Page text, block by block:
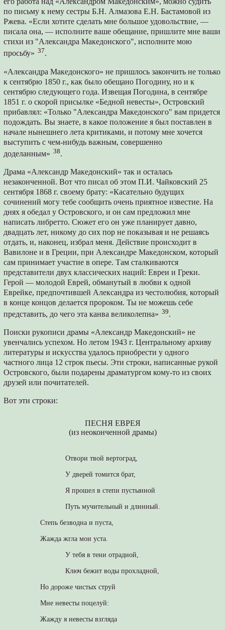
по письму к нему сестры Б.Н. Алмазова Е.Н. Бастамовой из
Ржева. «Если хотите сделать мне большое удовольствие, —
писала она, — исполните ваше обещание, пришлите мне ваши
стихи из "Александра Македонского", исполните мою
просьбу» 37.
«Александра Македонского» не пришлось закончить не только
к сентябрю 1850 г., как было обещано Погодину, но и к
сентябрю следующего года. Извещая Погодина, в сентябре
1851 г. о скорой присылке «Бедной невесты», Островский
прибавлял: «Только "Александра Македонского" вам придется
подождать. Вы знаете, в какое положение я был поставлен в
начале нынешнего лета критиками, и потому мне хочется
выступить с чем-нибудь важным, совершенно
доделанным» 38.
Драма «Александр Македонский» так и осталась
незаконченной. Вот что писал об этом П.И. Чайковский 25
сентября 1868 г. своему брату: «Касательно будущих
сочинений могу тебе сообщить очень приятное известие. На
днях я обедал у Островского, и он сам предложил мне
написать либретто. Сюжет его он уже планирует давно,
двадцать лет, никому до сих пор не показывая и не решаясь
отдать, и, наконец, избрал меня. Действие происходит в
Вавилоне и в Греции, при Александре Македонском, который
сам принимает участие в опере. Там сталкиваются
представители двух классических наций: Евреи и Греки.
Герой — молодой Еврей, обманутый в любви к одной
Еврейке, предпочтившей Александра из честолюбия, который
в конце концов делается пророком. Ты не можешь себе
представить, до чего эта канва великолепна» 39.
Поиски рукописи драмы «Александр Македонский» не
увенчались успехом. Но летом 1943 г. Центральному архиву
литературы и искусства удалось приобрести у одного
частного лица 12 строк пьесы. Эти строки, написанные рукой
Островского, были подарены драматургом кому-то из своих
друзей или почитателей.
Вот эти строки:
ПЕСНЯ ЕВРЕЯ
(из неоконченной драмы)
Отвори твой вертоград,
У дверей томится брат,
Я прошел в степи пустынной
Путь мучительный и длинный.
Степь безводна и пуста,
Жажда жгла мои уста.
У тебя в тени отрадной,
Ключ бежит воды прохладной,
Но дороже чистых струй
Мне невесты поцелуй:
Жажду я невесты взгляда